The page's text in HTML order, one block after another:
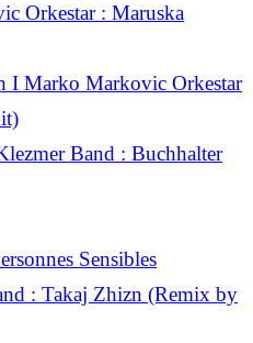
Orkestar : Maruska
I Marko Markovic Orkestar
Band : Buchhalter
Sensibles
: Takaj Zhizn (Remix by